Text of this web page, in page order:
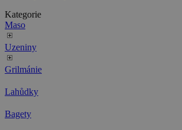
Kategorie
Maso
Uzeniny
Grilmánie
Lahůdky
Bagety